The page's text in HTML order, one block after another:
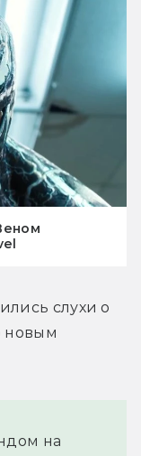
слухи о
на